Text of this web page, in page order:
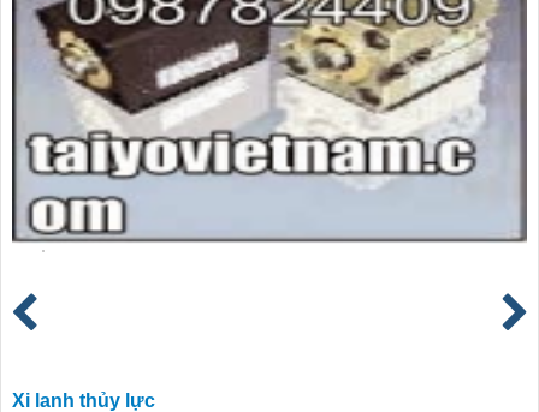
Xi lanh thủy lực